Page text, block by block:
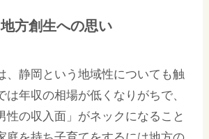
方創生への思い
、静岡という地域性についても触
は年収の相場が低くなりがちで、
性の収入面」がネックになること